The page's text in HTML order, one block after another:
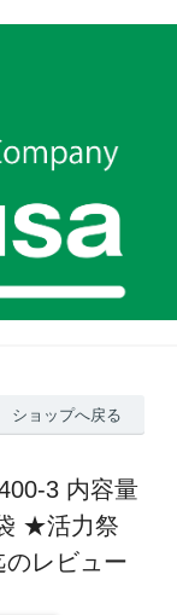
ショップへ戻る
3 内容量
★活力祭
レビュー